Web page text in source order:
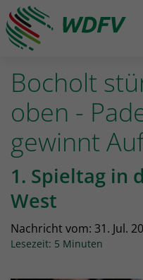
Logo:
Bocholt
oben -
gewinnt
1. Spieltag in
West
Nachricht vom: 31. Jul.
Lesezeit: 5 Minuten